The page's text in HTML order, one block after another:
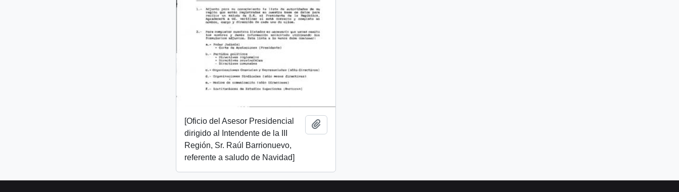
[Oficio del Asesor Presidencial
dirigido al Intendente de la III
Región, Sr. Raúl Barrionuevo,
referente a saludo de Navidad]